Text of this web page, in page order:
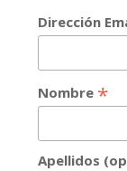
Dirección
Nombre *
Apellidos